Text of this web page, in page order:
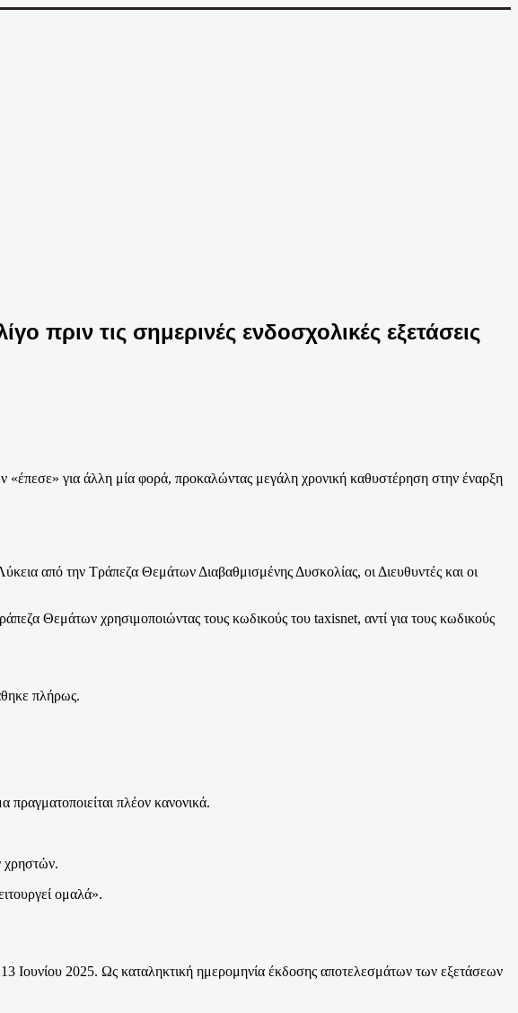
πριν τις σημερινές ενδοσχολικές εξετάσεις
για άλλη μία φορά, προκαλώντας μεγάλη χρονική καθυστέρηση στην έναρξη
από την Τράπεζα Θεμάτων Διαβαθμισμένης Δυσκολίας, οι Διευθυντές και οι
Θεμάτων χρησιμοποιώντας τους κωδικούς του taxisnet, αντί για τους κωδικούς
πλήρως.
πλέον κανονικά.
χρηστών.
ομαλά».
Ιουνίου 2025. Ως καταληκτική ημερομηνία έκδοσης αποτελεσμάτων των εξετάσεων